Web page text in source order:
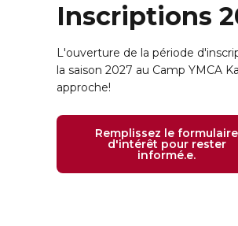
Inscriptions
L'ouverture de la période
la saison 2027 au Camp YMCA
approche!
Remplissez le formulaire
d'intérêt pour rester
informé.e.